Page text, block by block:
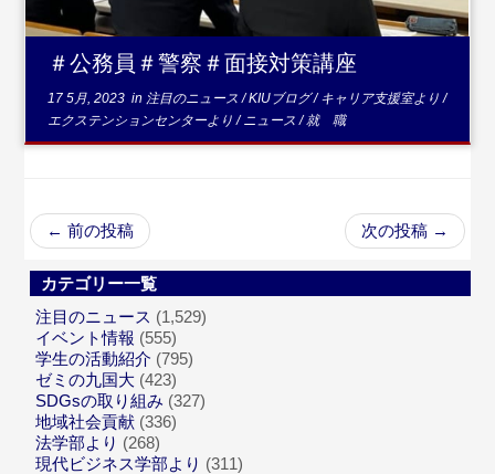
＃公務員＃警察＃面接対策講座
17 5月, 2023 in 注目のニュース/KIUブログ/キャリア支援室より/
エクステンションセンターより/ニュース/就 職
← 前の投稿 次の投稿 →
カテゴリー一覧
注目のニュース (1,529)
イベント情報 (555)
学生の活動紹介 (795)
ゼミの九国大 (423)
SDGsの取り組み (327)
地域社会貢献 (336)
法学部より (268)
現代ビジネス学部より (311)